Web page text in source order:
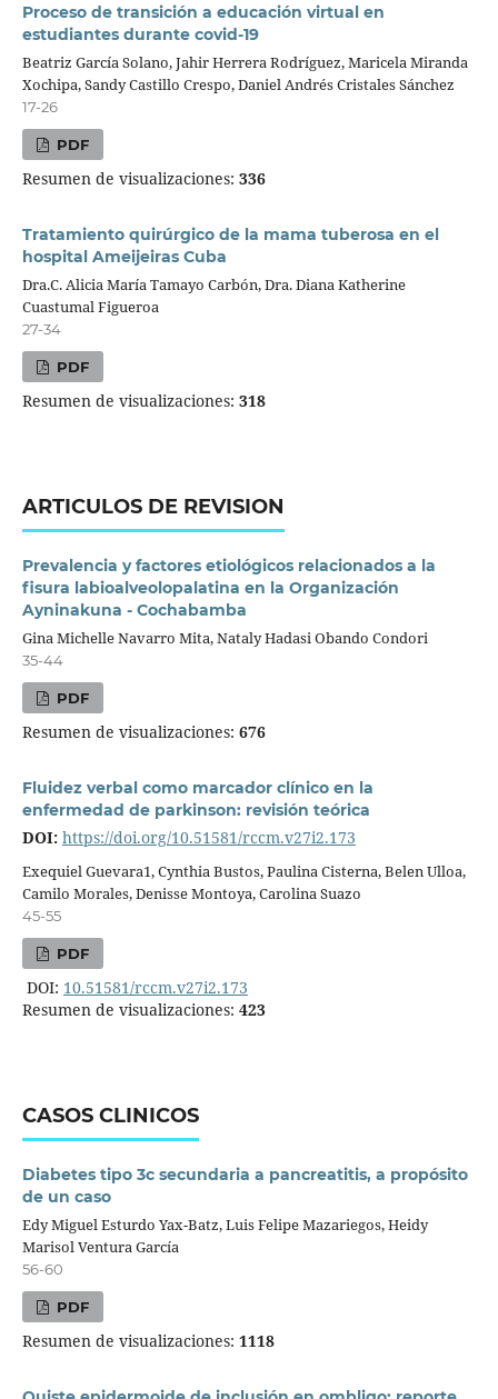
Proceso de transición a educación virtual en
estudiantes durante covid-19
Beatriz García Solano, Jahir Herrera Rodríguez, Maricela Miranda
Xochipa, Sandy Castillo Crespo, Daniel Andrés Cristales Sánchez
17-26
PDF
Resumen de visualizaciones: 336
Tratamiento quirúrgico de la mama tuberosa en el
hospital Ameijeiras Cuba
Dra.C. Alicia María Tamayo Carbón, Dra. Diana Katherine
Cuastumal Figueroa
27-34
PDF
Resumen de visualizaciones: 318
ARTICULOS DE REVISION
Prevalencia y factores etiológicos relacionados a la
fisura labioalveolopalatina en la Organización
Ayninakuna - Cochabamba
Gina Michelle Navarro Mita, Nataly Hadasi Obando Condori
35-44
PDF
Resumen de visualizaciones: 676
Fluidez verbal como marcador clínico en la
enfermedad de parkinson: revisión teórica
DOI: https://doi.org/10.51581/rccm.v27i2.173
Exequiel Guevara1, Cynthia Bustos, Paulina Cisterna, Belen Ulloa,
Camilo Morales, Denisse Montoya, Carolina Suazo
45-55
PDF
DOI: 10.51581/rccm.v27i2.173
Resumen de visualizaciones: 423
CASOS CLINICOS
Diabetes tipo 3c secundaria a pancreatitis, a propósito
de un caso
Edy Miguel Esturdo Yax-Batz, Luis Felipe Mazariegos, Heidy
Marisol Ventura García
56-60
PDF
Resumen de visualizaciones: 1118